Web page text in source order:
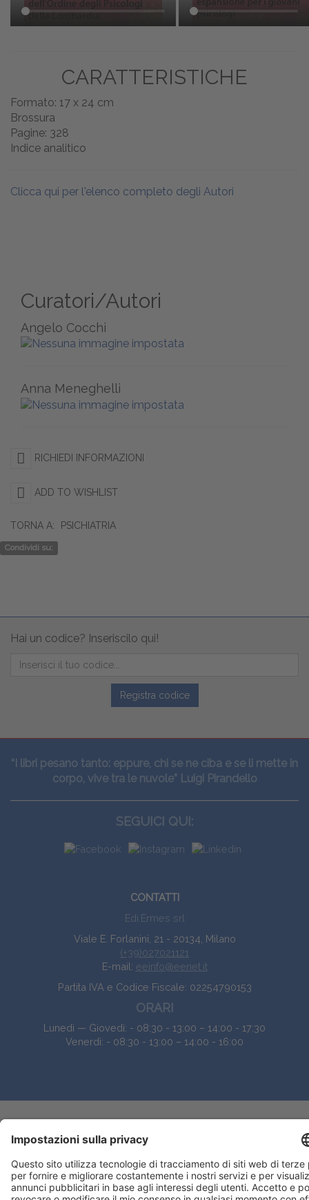
CARATTERISTICHE
Formato: 17 x 24 cm
Brossura
Pagine: 328
Indice analitico
Clicca qui per l'elenco completo degli Autori
Curatori/Autori
Angelo Cocchi
Anna Meneghelli
RICHIEDI INFORMAZIONI
ADD TO WISHLIST
TORNA A: PSICHIATRIA
Condividi su:
Hai un codice? Inseriscilo qui!
Registra codice
“I libri pesano tanto: eppure, chi se ne ciba e se li mette in
corpo, vive tra le nuvole” Luigi Pirandello
SEGUICI QUI:
CONTATTI
Edi.Ermes srl
Viale E. Forlanini, 21 - 20134, Milano
(+39)027021121
E-mail: eeinfo@eenet.it
Partita IVA e Codice Fiscale: 02254790153
ORARI
Lunedì — Giovedì: - 08:30 - 13:00 – 14:00 - 17:30
Venerdì: - 08:30 - 13:00 – 14:00 - 16:00